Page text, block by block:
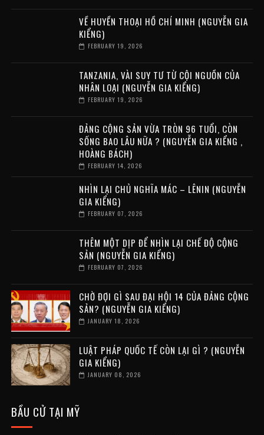
VỀ HUYỀN THOẠI HỒ CHÍ MINH (NGUYỄN GIA
KIỂNG)
FEBRUARY 19, 2026
TANZANIA, VÀI SUY TƯ TỪ CỘI NGUỒN CỦA
NHÂN LOẠI (NGUYỄN GIA KIỂNG)
FEBRUARY 19, 2026
ĐẢNG CỘNG SẢN VỪA TRÒN 96 TUỔI, CÒN
SỐNG BAO LÂU NỮA ? (NGUYỄN GIA KIỂNG ,
HOÀNG BÁCH)
FEBRUARY 14, 2026
NHÌN LẠI CHỦ NGHĨA MÁC – LÊNIN (NGUYỄN
GIA KIỂNG)
FEBRUARY 07, 2026
THÊM MỘT DỊP ĐỂ NHÌN LẠI CHẾ ĐỘ CỘNG
SẢN (NGUYỄN GIA KIỂNG)
FEBRUARY 07, 2026
CHỜ ĐỢI GÌ SAU ĐẠI HỘI 14 CỦA ĐẢNG CỘNG
SẢN? (NGUYỄN GIA KIỂNG)
JANUARY 18, 2026
LUẬT PHÁP QUỐC TẾ CÒN LẠI GÌ ? (NGUYỄN
GIA KIỂNG)
JANUARY 08, 2026
BẦU CỬ TẠI MỸ